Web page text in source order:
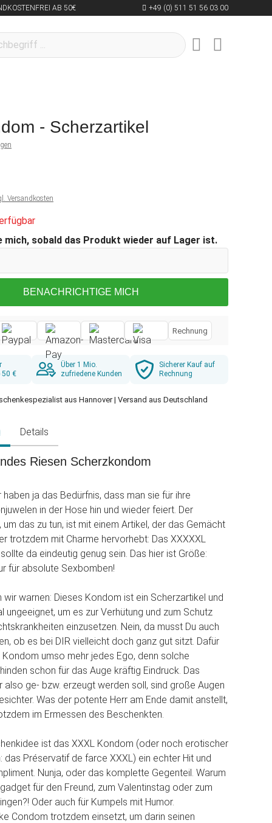
AB 50€ +49 (0) 511 51 56 03 00
- Scherzartikel
Versandkosten
mich, sobald das Produkt wieder auf Lager ist.
BENACHRICHTIGE MICH
Rechnung
50 €
Über 1 Mio.
zufriedene Kunden
Sicherer Kauf auf
Rechnung
aus Hannover | Versand aus Deutschland
Details
Riesen Scherzkondom
haben ja das Bedürfnis, dass man sie für ihre
in der Hose hin und wieder feiert. Der
das zu tun, ist mit einem Artikel, der das Gemächt
trotzdem mit Charme hervorhebt: Das XXXXXL
da eindeutig genug sein. Das hier ist Größe:
für absolute Sexbomben!
warnen: Dieses Kondom ist ein Scherzartikel und
ungeeignet, um es zur Verhütung und zum Schutz
einzusetzen. Nein, da musst Du auch
ob es bei DIR vielleicht doch ganz gut sitzt. Dafür
Kondom umso mehr jedes Ego, denn solche
schon für das Auge kräftig Eindruck. Das
also ge- bzw. erzeugt werden soll, sind große Augen
Was der potente Herr am Ende damit anstellt,
im Ermessen des Beschenkten.
ist das XXXL Kondom (oder noch erotischer
das Préservatif de farce XXXL) ein echter Hit und
Nunja, oder das komplette Gegenteil. Warum
für den Freund, zum Valentinstag oder zum
Oder auch für Kumpels mit Humor.
Condom trotzdem einsetzt, um darin seinen